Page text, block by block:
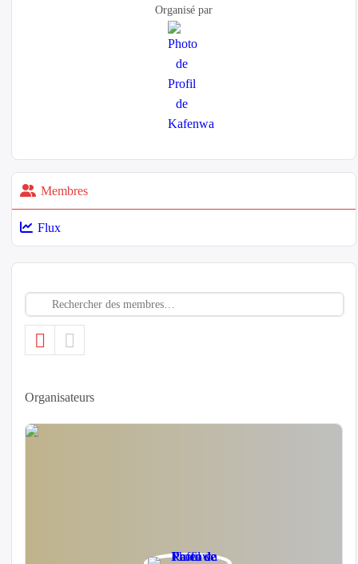
Groupe
Organisateurs
Organisé par
Membres
Flux
Rechercher
des
Organisateurs